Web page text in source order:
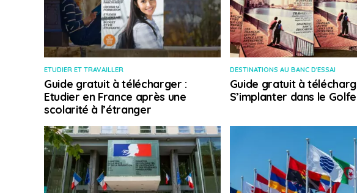
ETUDIER ET TRAVAILLER
Guide gratuit à télécharger :
Etudier en France après une
scolarité à l’étranger
DESTINATIONS AU BANC D'ESSAI
Guide gratuit à
S’implanter dans le Golfe